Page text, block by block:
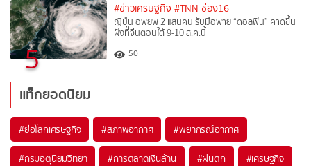
5
#ข่าวเศรษฐกิจ #TNN ช่อง16
ญี่ปุ่น อพยพ 2 แสนคน รับมือพายุ “ดอลฟิน” คาดขึ้น
ฝั่งที่จีนตอนใต้ 9-10 ส.ค.นี้
50
แท็กยอดนิยม
#ย่อโลกเศรษฐกิจ #สภาพอากาศ #พยากรณ์อากาศ
#กรมอุตุนิยมวิทยา #การตลาดเงินล้าน #ฝนตก #เศรษฐกิจ